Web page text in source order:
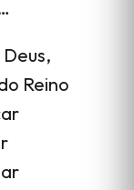
Reino